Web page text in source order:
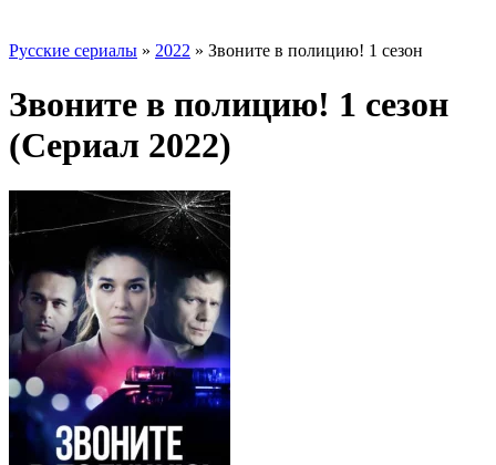
Русские сериалы » 2022 » Звоните в полицию! 1 сезон
Звоните в полицию! 1 сезон
(Сериал 2022)